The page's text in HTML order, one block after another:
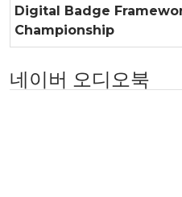
Digital Badge
Championship
네이버 오디오북